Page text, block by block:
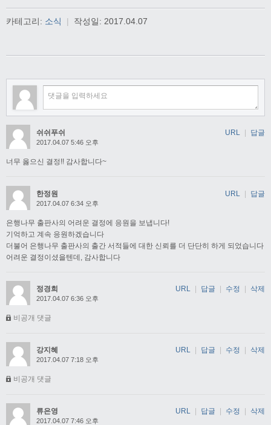
카테고리: 소식 | 작성일: 2017.04.07
쉬쉬푸쉬
2017.04.07 5:46 오후
너무 옳으신 결정!! 감사합니다~
URL | 답글
한정원
2017.04.07 6:34 오후
은행나무 출판사의 어려운 결정에 응원을 보냅니다!
기억하고 계속 응원하겠습니다
더불어 은행나무 출판사의 출간 서적들에 대한 신뢰를 더 단단히 하게 되었습니다
어려운 결정이셨을텐데, 감사합니다
URL | 답글
정경희
2017.04.07 6:36 오후
비공개 댓글
URL 답글 수정 삭제
강지혜
2017.04.07 7:18 오후
비공개 댓글
URL 답글 수정 삭제
류은영
2017.04.07 7:46 오후
URL 답글 수정 삭제